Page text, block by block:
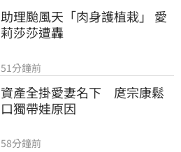
助理颱風天「肉身護植栽」 愛
莉莎莎遭轟
51分鐘前
資產全掛愛妻名下　庹宗康鬆
口獨帶娃原因
58分鐘前